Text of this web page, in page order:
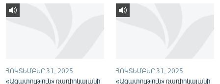
Հայերեն
ՀԵՏԵՎԵՔ ՄԵԶ
ՀՈԿՏԵՄԲԵՐ 31, 2025
«Ազատություն» ռադիոկայանի
ՀՈԿՏԵՄԲԵՐ 31, 2025
«Ազատություն» ռադիոկայանի